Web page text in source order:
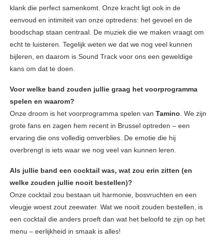
klank die perfect samenkomt. Onze kracht ligt ook in de
eenvoud en intimiteit van onze optredens: het gevoel en de
boodschap staan centraal. De muziek die we maken vraagt om
echt te luisteren. Tegelijk weten we dat we nog veel kunnen
bijleren, en daarom is Sound Track voor ons een geweldige
kans om dat te doen.
Voor welke band zouden jullie graag het voorprogramma
spelen en waarom?
Onze droom is het voorprogramma spelen van Tamino . We zijn
grote fans en zagen hem recent in Brussel optreden – een
ervaring die ons volledig omverblies. De emotie die hij
overbrengt is iets waar we nog veel van kunnen leren.
Als jullie band een cocktail was, wat zou erin zitten (en
welke zouden jullie nooit bestellen)?
Onze cocktail zou bestaan uit harmonie, bosvruchten en een
vleugje woest zout zeewater. Wat we nooit zouden bestellen, is
een cocktail die anders proeft dan wat het beloofd te zijn op het
menu – eerlijkheid in smaak is alles!